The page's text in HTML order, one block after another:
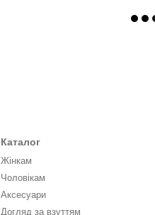
Каталог
Жінкам
Чоловікам
Аксесуари
Догляд за взуттям